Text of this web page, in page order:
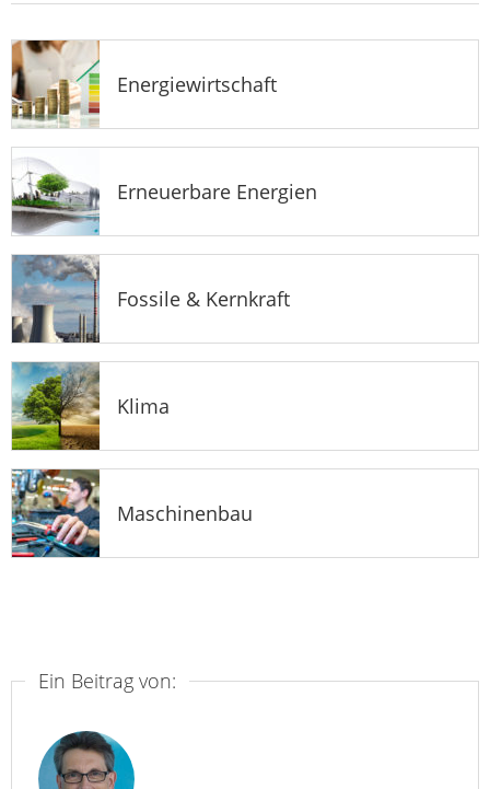
Energiewirtschaft
Erneuerbare Energien
Fossile & Kernkraft
Klima
Maschinenbau
Ein Beitrag von: